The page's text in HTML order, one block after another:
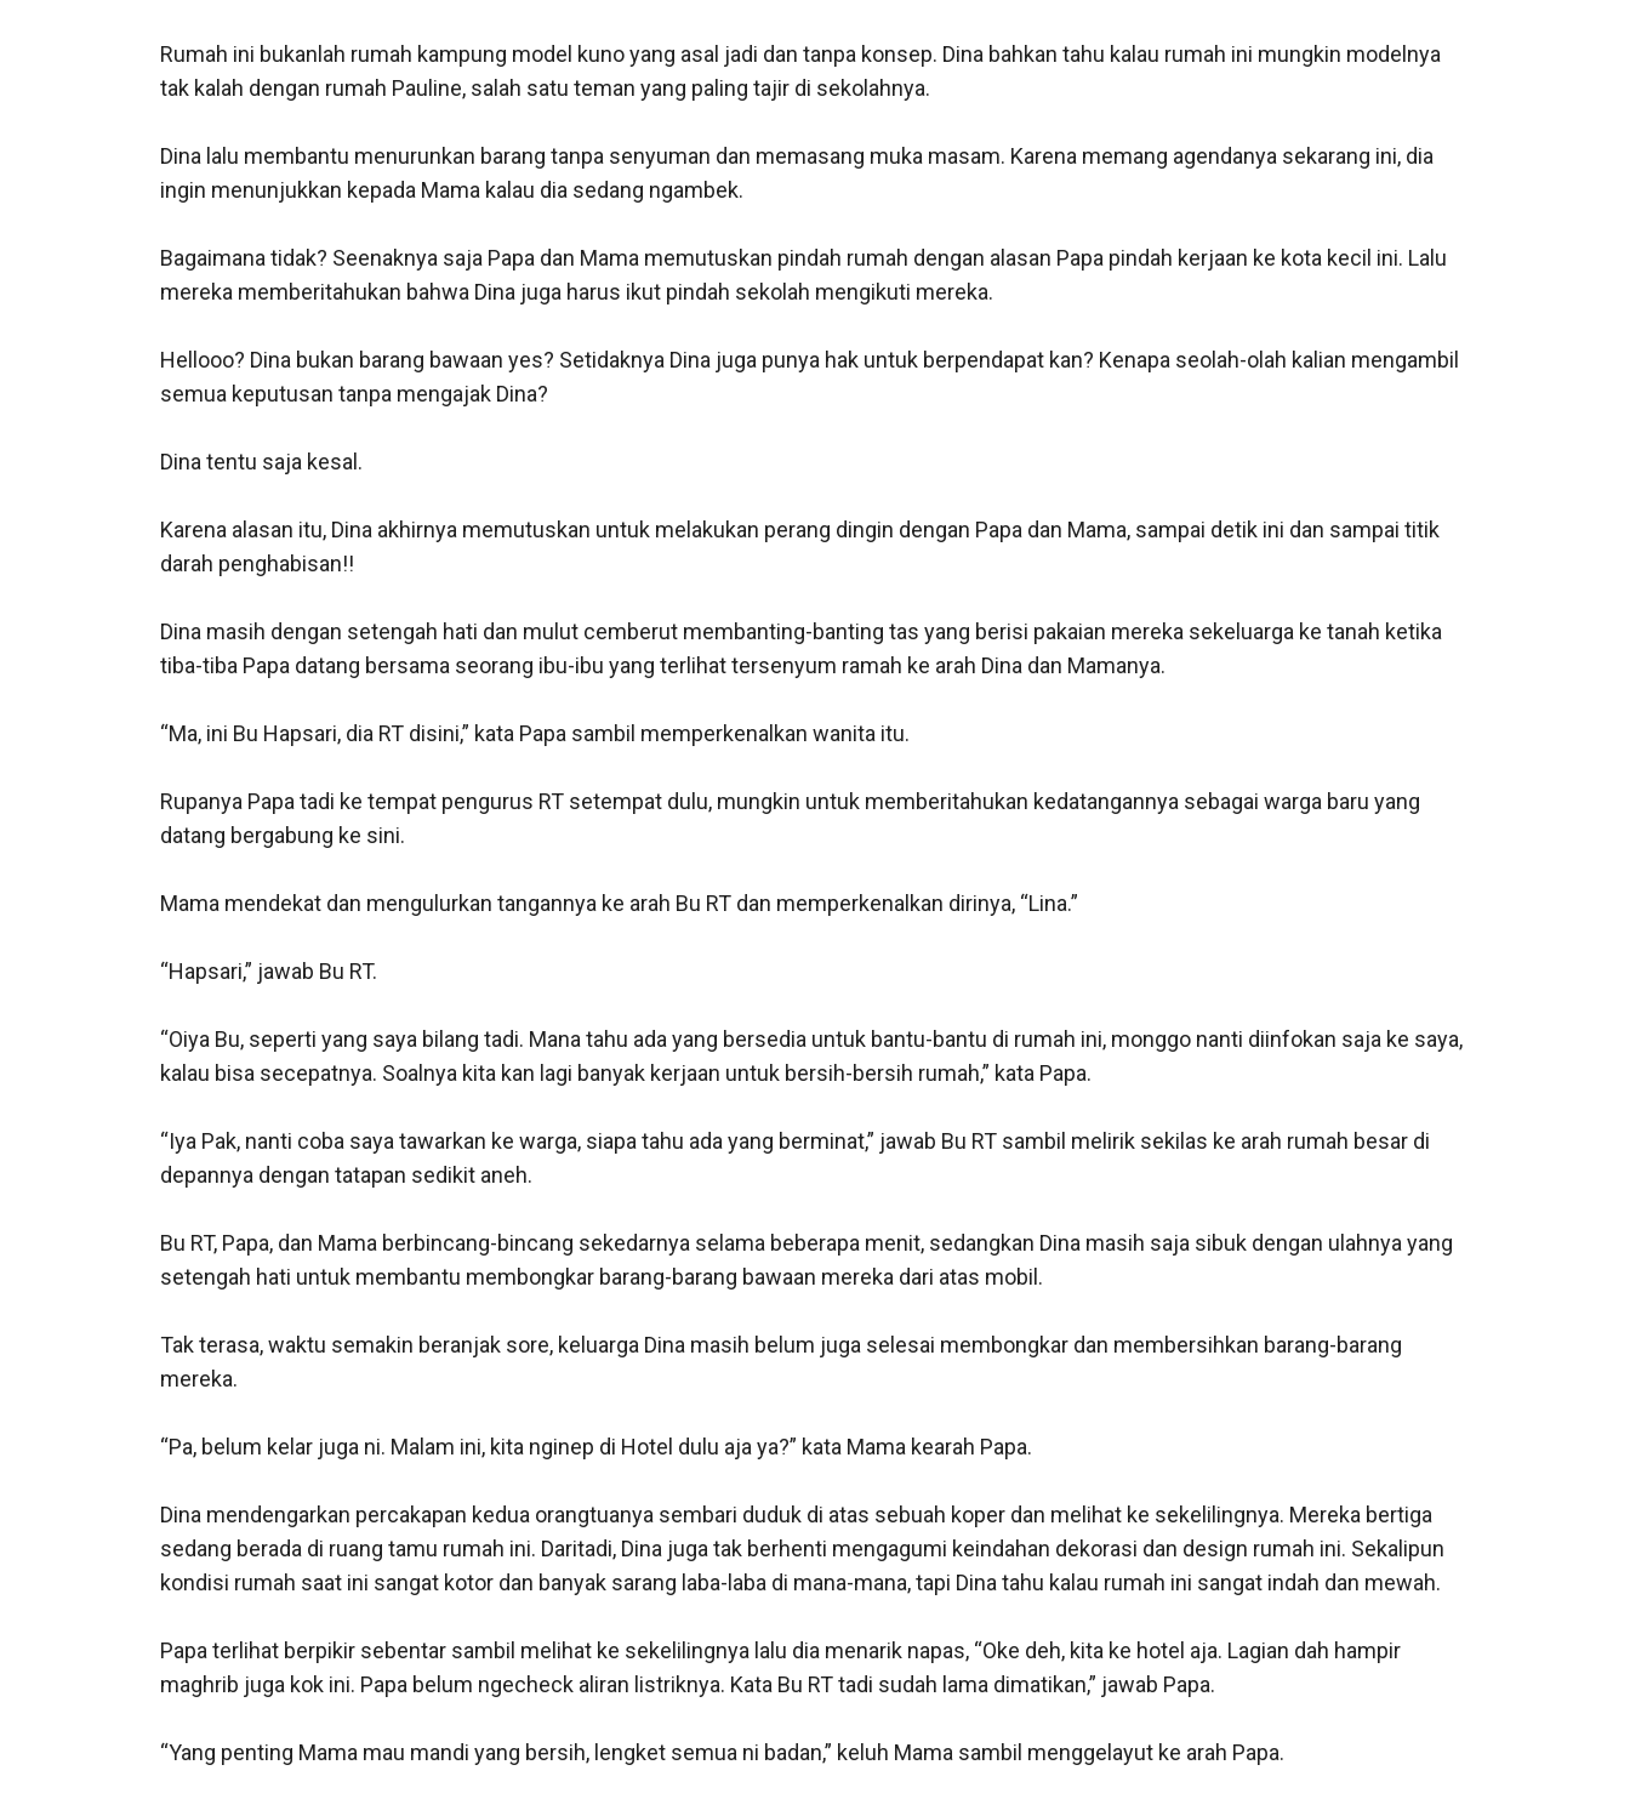
Rumah ini bukanlah rumah kampung model kuno yang asal jadi dan tanpa konsep. Dina bahkan tahu kalau rumah ini mungkin modelnya
tak kalah dengan rumah Pauline, salah satu teman yang paling tajir di sekolahnya.
Dina lalu membantu menurunkan barang tanpa senyuman dan memasang muka masam. Karena memang agendanya sekarang ini, dia
ingin menunjukkan kepada Mama kalau dia sedang ngambek.
Bagaimana tidak? Seenaknya saja Papa dan Mama memutuskan pindah rumah dengan alasan Papa pindah kerjaan ke kota kecil ini. Lalu
mereka memberitahukan bahwa Dina juga harus ikut pindah sekolah mengikuti mereka.
Hellooo? Dina bukan barang bawaan yes? Setidaknya Dina juga punya hak untuk berpendapat kan? Kenapa seolah-olah kalian mengambil
semua keputusan tanpa mengajak Dina?
Dina tentu saja kesal.
Karena alasan itu, Dina akhirnya memutuskan untuk melakukan perang dingin dengan Papa dan Mama, sampai detik ini dan sampai titik
darah penghabisan!!
Dina masih dengan setengah hati dan mulut cemberut membanting-banting tas yang berisi pakaian mereka sekeluarga ke tanah ketika
tiba-tiba Papa datang bersama seorang ibu-ibu yang terlihat tersenyum ramah ke arah Dina dan Mamanya.
“Ma, ini Bu Hapsari, dia RT disini,” kata Papa sambil memperkenalkan wanita itu.
Rupanya Papa tadi ke tempat pengurus RT setempat dulu, mungkin untuk memberitahukan kedatangannya sebagai warga baru yang
datang bergabung ke sini.
Mama mendekat dan mengulurkan tangannya ke arah Bu RT dan memperkenalkan dirinya, “Lina.”
“Hapsari,” jawab Bu RT.
“Oiya Bu, seperti yang saya bilang tadi. Mana tahu ada yang bersedia untuk bantu-bantu di rumah ini, monggo nanti diinfokan saja ke saya,
kalau bisa secepatnya. Soalnya kita kan lagi banyak kerjaan untuk bersih-bersih rumah,” kata Papa.
“Iya Pak, nanti coba saya tawarkan ke warga, siapa tahu ada yang berminat,” jawab Bu RT sambil melirik sekilas ke arah rumah besar di
depannya dengan tatapan sedikit aneh.
Bu RT, Papa, dan Mama berbincang-bincang sekedarnya selama beberapa menit, sedangkan Dina masih saja sibuk dengan ulahnya yang
setengah hati untuk membantu membongkar barang-barang bawaan mereka dari atas mobil.
Tak terasa, waktu semakin beranjak sore, keluarga Dina masih belum juga selesai membongkar dan membersihkan barang-barang
mereka.
“Pa, belum kelar juga ni. Malam ini, kita nginep di Hotel dulu aja ya?” kata Mama kearah Papa.
Dina mendengarkan percakapan kedua orangtuanya sembari duduk di atas sebuah koper dan melihat ke sekelilingnya. Mereka bertiga
sedang berada di ruang tamu rumah ini. Daritadi, Dina juga tak berhenti mengagumi keindahan dekorasi dan design rumah ini. Sekalipun
kondisi rumah saat ini sangat kotor dan banyak sarang laba-laba di mana-mana, tapi Dina tahu kalau rumah ini sangat indah dan mewah.
Papa terlihat berpikir sebentar sambil melihat ke sekelilingnya lalu dia menarik napas, “Oke deh, kita ke hotel aja. Lagian dah hampir
maghrib juga kok ini. Papa belum ngecheck aliran listriknya. Kata Bu RT tadi sudah lama dimatikan,” jawab Papa.
“Yang penting Mama mau mandi yang bersih, lengket semua ni badan,” keluh Mama sambil menggelayut ke arah Papa.